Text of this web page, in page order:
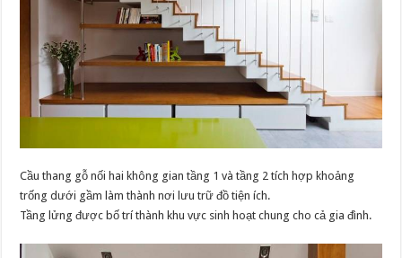
Cầu thang gỗ nối hai không gian tầng 1 và tầng 2 tích hợp khoảng
trống dưới gầm làm thành nơi lưu trữ đồ tiện ích.
Tầng lửng được bố trí thành khu vực sinh hoạt chung cho cả gia đình.